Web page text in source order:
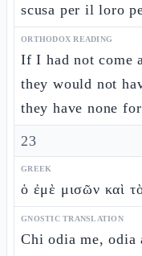
scusa per il loro
ORTHODOX READING
If I had not come
they would not
they have none
23
GREEK
ὁ ἐμὲ μισῶν καὶ
GNOSTIC TRANSLATION
Chi odia me, odia